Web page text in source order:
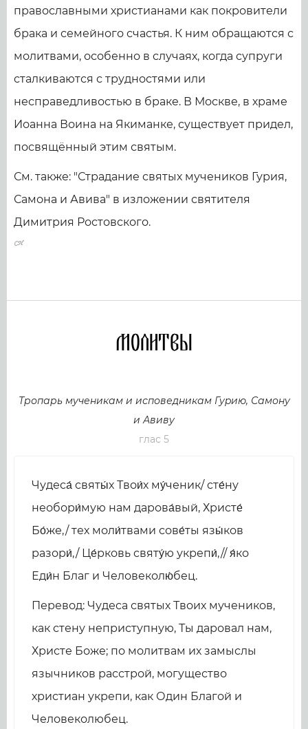
православными христианами как покровители
брака и семейного счастья. К ним обращаются с
молитвами, особенно в случаях, когда супруги
сталкиваются с трудностями или
несправедливостью в браке. В Москве, в храме
Иоанна Воина на Якиманке, существует придел,
посвящённый этим святым.
См. также: "Страдание святых мучеников Гурия,
Самона и Авива" в изложении святителя
Димитрия Ростовского.
Молитвы
Тропарь мученикам и исповедникам Гуpию, Самону
и Авиву
глас 5
Чудеса́ святы́х Твои́х му́ченик/ сте́ну
необоpи́мую нам даpова́вый, Хpисте́
Бо́же,/ тех моли́твами сове́ты язы́ков
pазоpи́,/ Це́рковь святу́ю укрепи́,// я́ко
Еди́н Благ и Человеколю́бец.
Перевод: Чудеса святых Твоих мучеников,
как стену неприступную, Ты даровал нам,
Христе Боже; по молитвам их замыслы
язычников расстрой, могущество
христиан укрепи, как Один Благой и
Человеколюбец.